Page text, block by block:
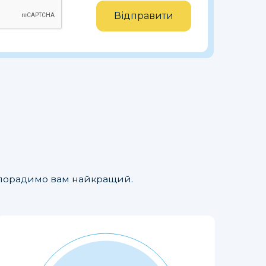
Відправити
порадимо вам найкращий.